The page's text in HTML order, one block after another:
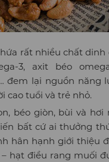
rất nhiều chất dinh
3, axit béo
đem lại nguồn năng
cao tuổi và trẻ nhỏ.
béo giòn, bùi và hơi
bất cứ ai thưởng
hân hạnh giới thiệu
hạt điều rang muối